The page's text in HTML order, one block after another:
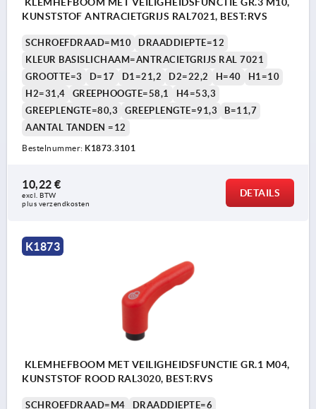
KUNSTSTOF ANTRACIETGRIJS RAL7021, BEST:RVS
SCHROEFDRAAD=M10
DRAADDIEPTE=12
KLEUR BASISLICHAAM=ANTRACIETGRIJS RAL 7021
GROOTTE=3
D=17 D1=21,2 D2=22,2 H=40
H1=10
H2=31,4
GREEPHOOGTE=58,1
H4=53,3
GREEPLENGTE=80,3
GREEPLENGTE=91,3
B=11,7
AANTAL TANDEN =12
Bestelnummer: K1873.3101
10,22 €
excl. BTW
plus verzendkosten
DETAILS
K1873
KLEMHEFBOOM MET VEILIGHEIDSFUNCTIE GR.1 M04,
KUNSTSTOF ROOD RAL3020, BEST:RVS
SCHROEFDRAAD=M4 DRAADDIEPTE=6